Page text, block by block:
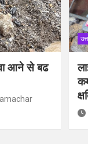
आने से बढ